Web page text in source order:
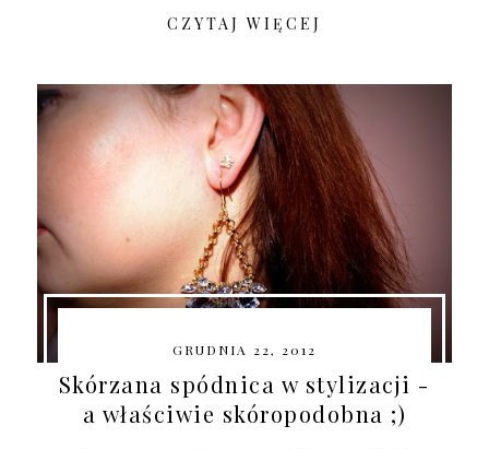
CZYTAJ WIĘCEJ
GRUDNIA 22, 2012
Skórzana spódnica w stylizacji -
a właściwie skóropodobna ;)